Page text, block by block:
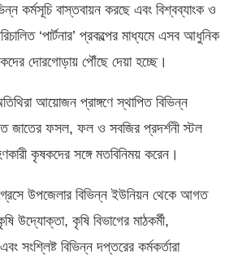
কর্মসূচি বাস্তবায়ন করছে এবং বিশ্বব্যাংক ও
‘পার্টনার’ প্রকল্পের মাধ্যমে এসব আধুনিক
দোরগোড়ায় পৌঁছে দেয়া হচ্ছে।
আয়োজন প্রাঙ্গণে স্থাপিত বিভিন্ন
জাতের ফসল, ফল ও সবজির প্রদর্শনী স্টল
কৃষকদের সঙ্গে মতবিনিময় করেন।
উপজেলার বিভিন্ন ইউনিয়ন থেকে আগত
উদ্যোক্তা, কৃষি বিভাগের মাঠকর্মী,
সংশ্লিষ্ট বিভিন্ন দপ্তরের কর্মকর্তারা